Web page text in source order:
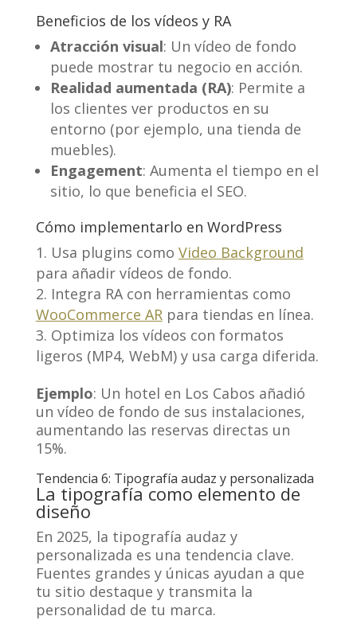
Beneficios de los vídeos y RA
Atracción visual: Un vídeo de fondo
puede mostrar tu negocio en acción.
Realidad aumentada (RA): Permite a
los clientes ver productos en su
entorno (por ejemplo, una tienda de
muebles).
Engagement: Aumenta el tiempo en el
sitio, lo que beneficia el SEO.
Cómo implementarlo en WordPress
Usa plugins como Video Background
para añadir vídeos de fondo.
Integra RA con herramientas como
WooCommerce AR para tiendas en línea.
Optimiza los vídeos con formatos
ligeros (MP4, WebM) y usa carga diferida.
Ejemplo: Un hotel en Los Cabos añadió
un vídeo de fondo de sus instalaciones,
aumentando las reservas directas un
15%.
Tendencia 6: Tipografía audaz y personalizada
La tipografía como elemento de
diseño
En 2025, la tipografía audaz y
personalizada es una tendencia clave.
Fuentes grandes y únicas ayudan a que
tu sitio destaque y transmita la
personalidad de tu marca.